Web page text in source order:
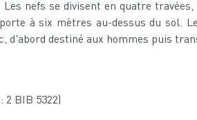
nefs se divisent en quatre travées,
à six mètres au-dessus du sol.
d'abord destiné aux hommes puis
2 BIB 5322)